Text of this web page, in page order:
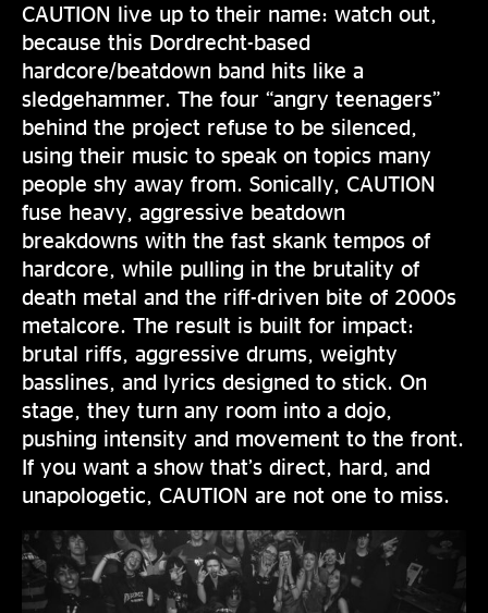
CAUTION live up to their name: watch out,
because this Dordrecht-based
hardcore/beatdown band hits like a
sledgehammer. The four “angry teenagers”
behind the project refuse to be silenced,
using their music to speak on topics many
people shy away from. Sonically, CAUTION
fuse heavy, aggressive beatdown
breakdowns with the fast skank tempos of
hardcore, while pulling in the brutality of
death metal and the riff-driven bite of 2000s
metalcore. The result is built for impact:
brutal riffs, aggressive drums, weighty
basslines, and lyrics designed to stick. On
stage, they turn any room into a dojo,
pushing intensity and movement to the front.
If you want a show that’s direct, hard, and
unapologetic, CAUTION are not one to miss.